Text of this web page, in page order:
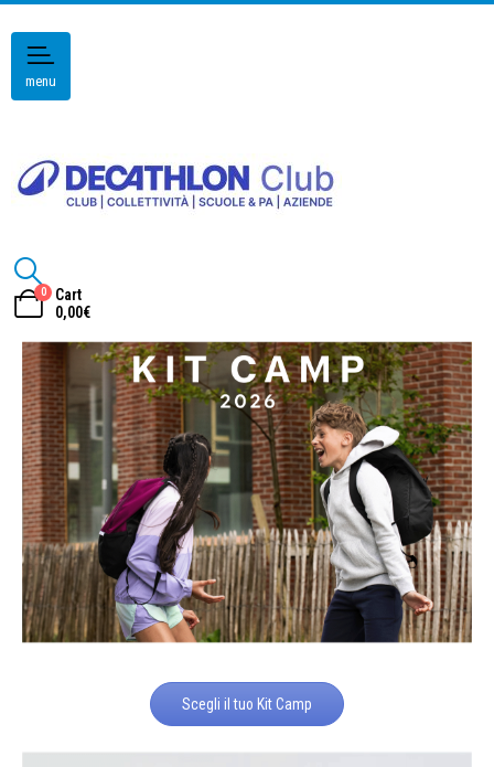
menu
0
Cart
0,00€
Scegli il tuo Kit Camp